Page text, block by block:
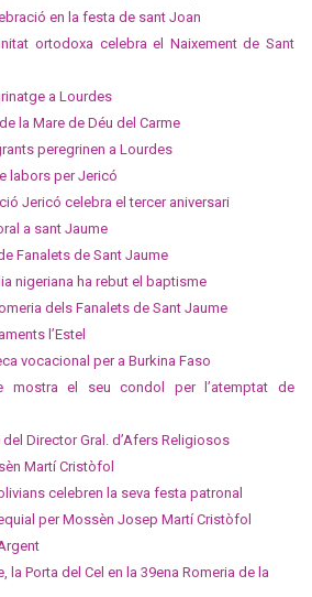
en la festa de sant Joan
ortodoxa celebra el Naixement de Sant
a Lourdes
la Mare de Déu del Carme
peregrinen a Lourdes
labors per Jericó
Jericó celebra el tercer aniversari
a sant Jaume
Fanalets de Sant Jaume
nigeriana ha rebut el baptisme
dels Fanalets de Sant Jaume
l’Estel
vocacional per a Burkina Faso
mostra el seu condol per l’atemptat de
Director Gral. d’Afers Religiosos
Martí Cristòfol
celebren la seva festa patronal
per Mossèn Josep Martí Cristòfol
la Porta del Cel en la 39ena Romeria de la